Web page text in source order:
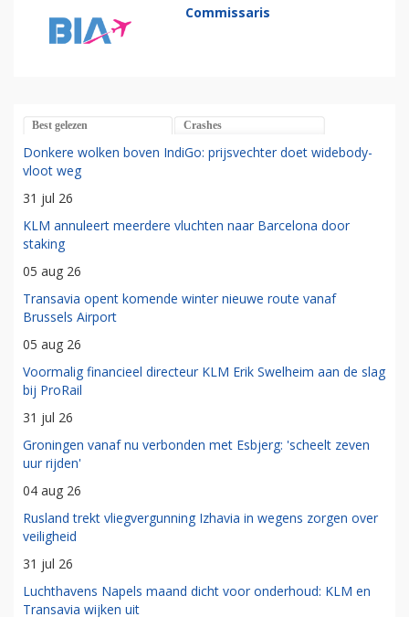
Commissaris
Best gelezen Crashes
Donkere wolken boven IndiGo: prijsvechter doet widebody-
vloot weg
31 jul 26
KLM annuleert meerdere vluchten naar Barcelona door
staking
05 aug 26
Transavia opent komende winter nieuwe route vanaf
Brussels Airport
05 aug 26
Voormalig financieel directeur KLM Erik Swelheim aan de slag
bij ProRail
31 jul 26
Groningen vanaf nu verbonden met Esbjerg: 'scheelt zeven
uur rijden'
04 aug 26
Rusland trekt vliegvergunning Izhavia in wegens zorgen over
veiligheid
31 jul 26
Luchthavens Napels maand dicht voor onderhoud: KLM en
Transavia wijken uit